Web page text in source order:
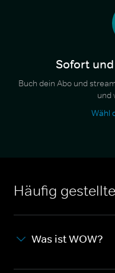
Sofort
Buch dein Abo und
und
Wähl
Häufig
Was ist WOW?